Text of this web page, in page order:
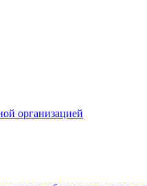
организацией